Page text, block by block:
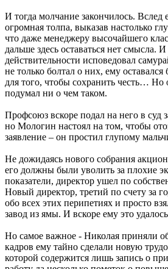
И тогда молчание закончилось. Вслед
огромная толпа, выказав настолько
что даже менеджеру высочайшего
дальше здесь оставаться нет смысла.
действительности исповедовал
не только болтал о них, ему
для того, чтобы сохранить честь… Но
подумал ни о чем таком.
Профсоюз вскоре подал на него в суд
но Мологин настоял на том, чтобы
заявление – он простил глупому
Не дожидаясь нового собрания
его должны были уволить за плохие
показатели, директор ушел по
Новый директор, третий по счету за
обо всех этих перипетиях и просто
завод из ямы. И вскоре ему это
Но самое важное - Николая приняли
кадров ему тайно сделали новую
которой содержится лишь запись о